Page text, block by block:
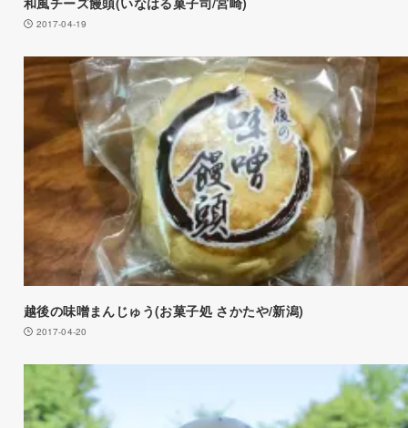
2017-04-19
越後の味噌まんじゅう(お菓子処 さかたや/新潟)
2017-04-20